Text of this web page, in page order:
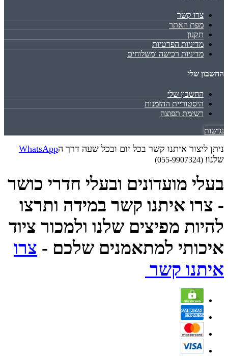
צרו קשר
מפת האתר
תקנון
מדיניות הפרטיות
מדיניות רכישה ומשלוחים
החשבון שלי
החשבון שלי
היסטוריית ההזמנות
רשימת תפוצה
נגישות
ניתן ליצור איתנו קשר בכל יום ובכל שעה דרך הWhatsApp
שלנו! (055-9907324)
בעלי מועדונים ובעלי חדרי כושר
- צרו איתנו קשר במידה ותרצו
להיות מפיצים שלנו ולמכור ציוד
איכותי למתאמנים שלכם - צרו
איתנו קשר